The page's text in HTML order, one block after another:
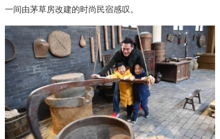
一间由茅草房改建的时尚民宿感叹。